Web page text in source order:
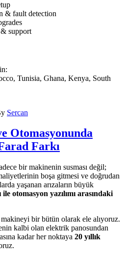
& fault detection
support
Tunisia, Ghana, Kenya, South
Sercan
Otomasyonunda
Farkı
bir makinenin susması değil;
boşa gitmesi ve doğrudan
yaşanan arızaların büyük
otomasyon yazılımı arasındaki
bir bütün olarak ele alıyoruz.
kalbi olan elektrik panosundan
kadar her noktaya 20 yıllık